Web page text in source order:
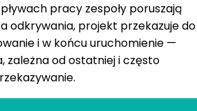
pracy zespoły poruszają
odkrywania, projekt przekazuje do
i w końcu uruchomienie —
zależna od ostatniej i często